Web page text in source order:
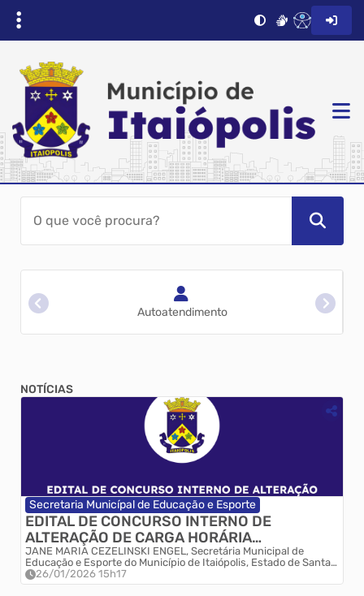
Autoatendimento
NOTÍCIAS
Secretaria Municípal de Educação e Esporte
EDITAL DE CONCURSO INTERNO DE
ALTERAÇÃO DE CARGA HORÁRIA
PROVISÓRIA PARA PROFESSORES
VINCULADOS À SECRETARIA MUNICIPAL DE
EDUCAÇÃO DE ITAIÓPOLIS - Nº 001/2026
JANE MARIA CEZELINSKI ENGEL, Secretária Municipal de
Educação e Esporte do Município de Itaiópolis, Estado de Santa
Catarina, no uso de suas atribuições legais, torna público para
conhecimento dos Pro...
26/01/2026 15h17